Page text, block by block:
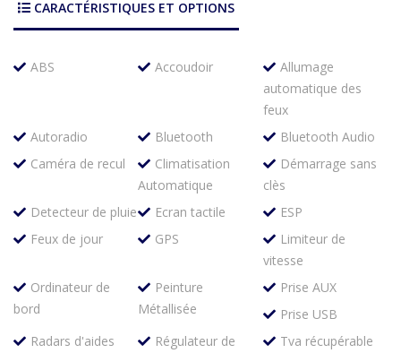
CARACTÉRISTIQUES ET OPTIONS
ABS Accoudoir
Allumage
automatique des
feux
Autoradio
Bluetooth
Bluetooth Audio
Caméra de recul
Climatisation
Automatique
Démarrage sans
clès
Detecteur de pluie
Ecran tactile
ESP
Feux de jour
GPS
Limiteur de
vitesse
Ordinateur de
bord
Peinture
Métallisée
Prise AUX
Prise USB
Radars d'aides
Régulateur de
Tva récupérable